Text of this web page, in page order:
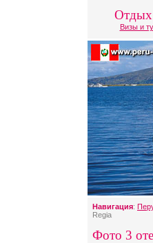
Визы и
Навигация:
Regia
Фото 3